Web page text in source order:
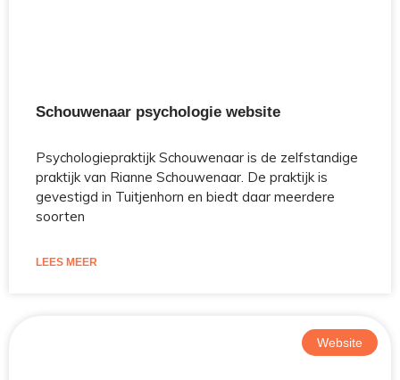
Schouwenaar psychologie website
Psychologiepraktijk Schouwenaar is de zelfstandige
praktijk van Rianne Schouwenaar. De praktijk is
gevestigd in Tuitjenhorn en biedt daar meerdere
soorten
LEES MEER
Website